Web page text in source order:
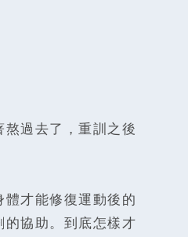
過去了，重訓之後
體才能修復運動後的
協助。到底怎樣才